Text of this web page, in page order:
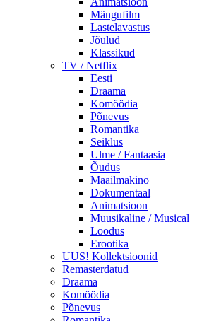
Mängufilm
Lastelavastus
Jõulud
Klassikud
TV / Netflix
Eesti
Draama
Komöödia
Põnevus
Romantika
Seiklus
Ulme / Fantaasia
Õudus
Maailmakino
Dokumentaal
Animatsioon
Muusikaline / Musical
Loodus
Erootika
UUS! Kollektsioonid
Remasterdatud
Draama
Komöödia
Põnevus